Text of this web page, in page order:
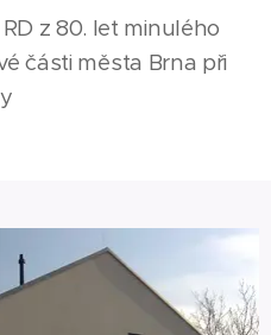
z 80. let minulého
části města Brna při